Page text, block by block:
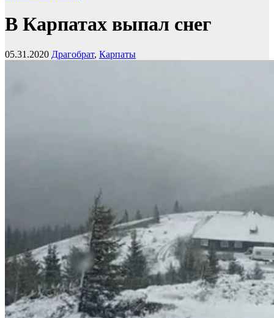
В Карпатах выпал снег
05.31.2020 Драгобрат, Карпаты